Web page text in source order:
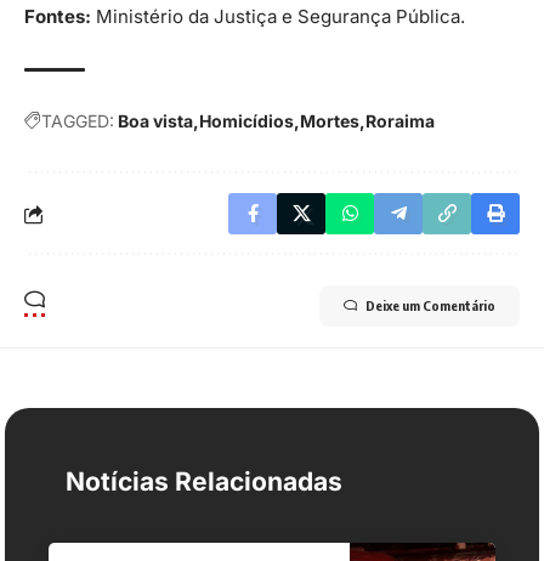
Fontes: Ministério da Justiça e Segurança Pública.
TAGGED: Boa vista Homicídios Mortes Roraima
Deixe um Comentário
Notícias Relacionadas